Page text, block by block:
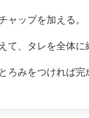
ャップを加える。
て、タレを全体に
ろみをつければ完